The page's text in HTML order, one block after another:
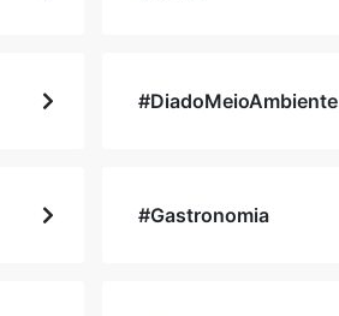
#DiadoMeioAmbiente
#Gastronomia